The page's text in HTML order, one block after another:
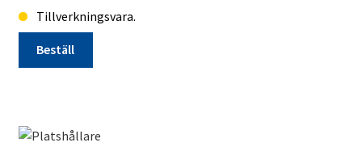
Tillverkningsvara.
Beställ
fiberduk